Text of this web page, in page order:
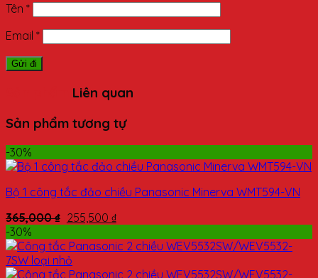
Tên *
Email *
Liên quan
Sản phẩm tương tự
-30%
Bộ 1 công tắc đảo chiều Panasonic Minerva WMT594-VN
365,000₫ 255,500 ₫
-30%